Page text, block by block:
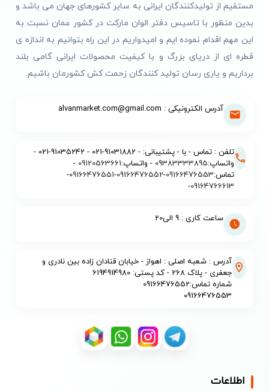
مستقیم از تولیدکنندگان ایرانی به سایر کشورهای جهان می باشد و
بدین منظور با تاسیس دفتر الوان مارکت در کشور عمان نسبت به
این مهم اقدام نموده ایم و امیدواریم در این راه بتوانیم به اندازه ی
قطره ای از دریای بزرگ و با کیفیت محصولات ایرانی گامی بلند
برداریم و یاری رسان تولید کنندگان زحمت کش کشورمان باشیم.
آدرس الکترونیکی : alvanmarket.com@gmail.com
تلفن : تماس - با - پشتیبانی: - 91031882-021 - 91035242-021 -
واتساپ:09383333895 - واتساپ:09120563661
-
تماس:09166476553
-
09166476552
-
09166476551
-
09164766613
-
ساعت کاری : 9 الی20
آدرس : شعبه اصلی : اهواز - خیابان قنادان زاده بین نادری و
جعفری - پلاک 268 - کد پستی: 6194914980
شماره تماس:09166476552
09166476553
اطلاعات